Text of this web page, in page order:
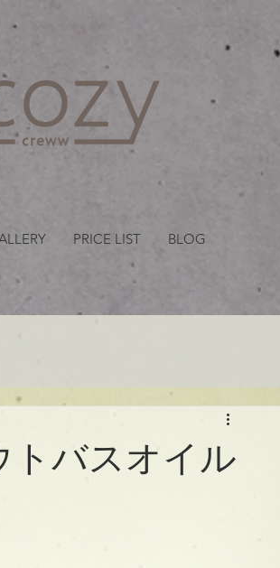
PRICE LIST BLOG
バスオイル